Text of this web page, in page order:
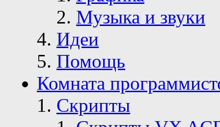
Музыка и звуки
Идеи
Помощь
Комната
Скрипты